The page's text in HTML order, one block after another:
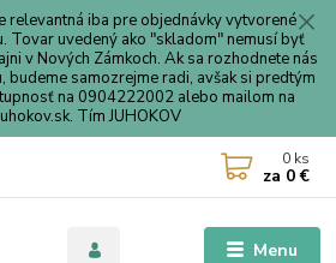
relevantná iba pre objednávky vytvorené
Tovar uvedený ako "skladom" nemusí byť
v Nových Zámkoch. Ak sa rozhodnete nás
budeme samozrejme radi, avšak si predtým
na 0904222002 alebo mailom na
Tím JUHOKOV
Menu
0 ks
za 0 €